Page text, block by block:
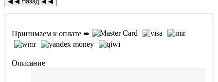
Принимаем к оплате ➠
Описание